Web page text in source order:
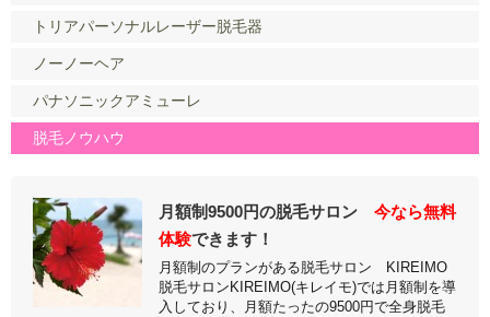
トリアパーソナルレーザー脱毛器
ノーノーヘア
パナソニックアミューレ
脱毛ノウハウ
月額制9500円の脱毛サロン 今なら無料
体験できます！
月額制のプランがある脱毛サロン KIREIMO
脱毛サロンKIREIMO(キレイモ)では月額制を導
入しており、月額たったの9500円で全身脱毛